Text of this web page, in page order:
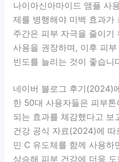
나이아신아마이드 앰플 사
제를 병행해야 미백 효과가
주간은 피부 자극을 줄이기
사용을 권장하며, 이후 피
빈도를 늘리는 것이 좋습니
네이버 블로그 후기(2024)
한 50대 사용자들은 피부
되는 효과를 체감했다고 보
건강 공식 자료(2024)에
민 C 유도체를 함께 사용하
상승해 피부 건강에 더욱